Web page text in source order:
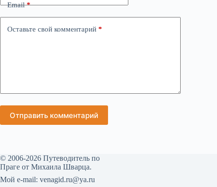
Email*
Оставьте свой комментарий *
Отправить комментарий
© 2006-2026 Путеводитель по
Праге от Михаила Шварца.
Мой е-mail: venagid.ru@ya.ru